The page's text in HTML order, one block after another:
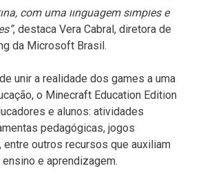
com uma linguagem simples e
, destaca Vera Cabral, diretora de
da Microsoft Brasil.
unir a realidade dos games a uma
o Minecraft Education Edition
e alunos: atividades
pedagógicas, jogos
entre outros recursos que auxiliam
e aprendizagem.